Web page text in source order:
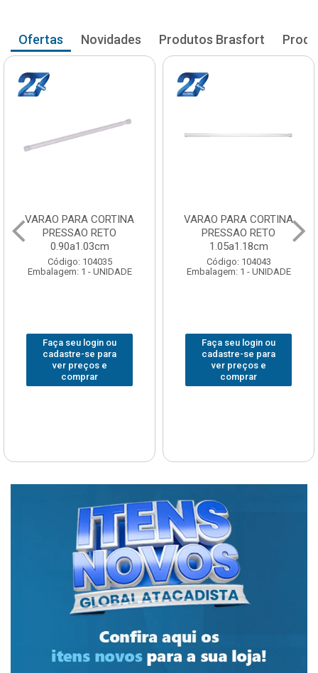
Ofertas Novidades Produtos Brasfort
VARAO PARA CORTINA
PRESSAO RETO
0.90a1.03cm
Código: 104035
Embalagem: 1 - UNIDADE
Faça seu login ou
cadastre-se para
ver preços e
comprar
VARAO PARA CORTINA
PRESSAO RETO
1.05a1.18cm
Código: 104043
Embalagem: 1 - UNIDADE
Faça seu login ou
cadastre-se para
ver preços e
comprar